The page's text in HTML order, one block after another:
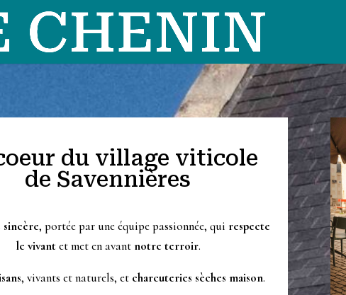
du village viticole
de Savennières
sincère, portée par une équipe passionnée, quirespecte
le vivantet met en avantnotre terroir.
, vivants et naturels, et charcuteries sèches maison.